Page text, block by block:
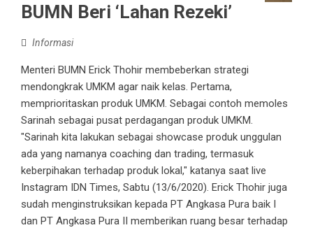
BUMN Beri ‘Lahan Rezeki’
Informasi
Menteri BUMN Erick Thohir membeberkan strategi
mendongkrak UMKM agar naik kelas. Pertama,
memprioritaskan produk UMKM. Sebagai contoh memoles
Sarinah sebagai pusat perdagangan produk UMKM.
"Sarinah kita lakukan sebagai showcase produk unggulan
ada yang namanya coaching dan trading, termasuk
keberpihakan terhadap produk lokal," katanya saat live
Instagram IDN Times, Sabtu (13/6/2020). Erick Thohir juga
sudah menginstruksikan kepada PT Angkasa Pura baik I
dan PT Angkasa Pura II memberikan ruang besar terhadap